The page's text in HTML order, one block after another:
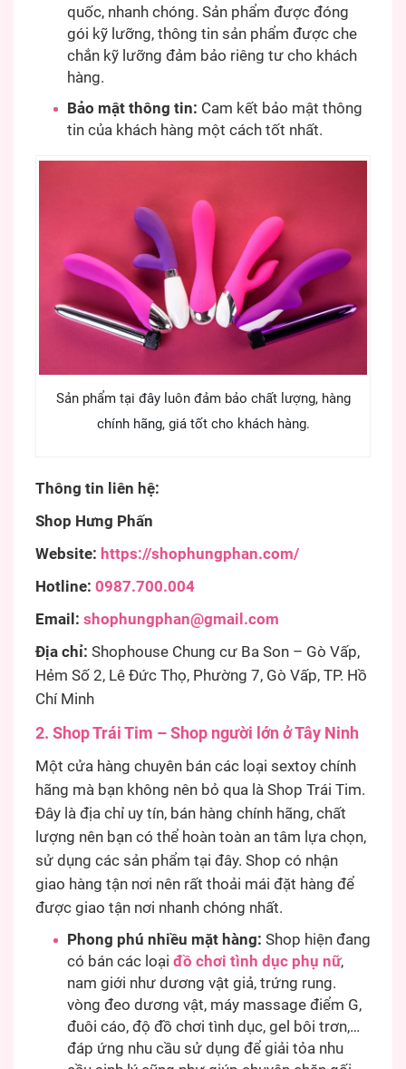
quốc, nhanh chóng. Sản phẩm được đóng
gói kỹ lưỡng, thông tin sản phẩm được che
chắn kỹ lưỡng đảm bảo riêng tư cho khách
hàng.
Bảo mật thông tin: Cam kết bảo mật thông
tin của khách hàng một cách tốt nhất.
Sản phẩm tại đây luôn đảm bảo chất lượng, hàng
chính hãng, giá tốt cho khách hàng.
Thông tin liên hệ:
Shop Hưng Phấn
Website: https://shophungphan.com/
Hotline: 0987.700.004
Email: shophungphan@gmail.com
Địa chỉ: Shophouse Chung cư Ba Son – Gò Vấp,
Hẻm Số 2, Lê Đức Thọ, Phường 7, Gò Vấp, TP. Hồ
Chí Minh
2. Shop Trái Tim – Shop người lớn ở Tây Ninh
Một cửa hàng chuyên bán các loại sextoy chính
hãng mà bạn không nên bỏ qua là Shop Trái Tim.
Đây là địa chỉ uy tín, bán hàng chính hãng, chất
lượng nên bạn có thể hoàn toàn an tâm lựa chọn,
sử dụng các sản phẩm tại đây. Shop có nhận
giao hàng tận nơi nên rất thoải mái đặt hàng để
được giao tận nơi nhanh chóng nhất.
Phong phú nhiều mặt hàng: Shop hiện đang
có bán các loại đồ chơi tình dục phụ nữ,
nam giới như dương vật giả, trứng rung.
vòng đeo dương vật, máy massage điểm G,
đuôi cáo, độ đồ chơi tình dục, gel bôi trơn,…
đáp ứng nhu cầu sử dụng để giải tỏa nhu